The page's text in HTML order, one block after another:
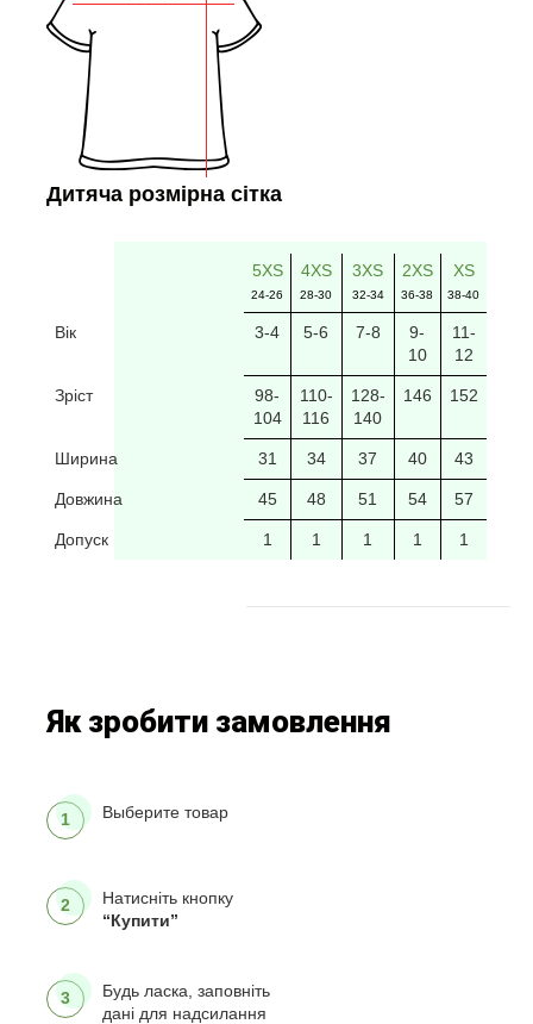
Дитяча розмірна сітка
5XS
24-26
4XS
28-30
3XS
32-34
2XS
36-38
XS
38-40
Вік 3-4 5-6 7-8
9-
10
11-
12
Зріст
98-
104
110-
116
128-
140
146 152
Ширина 31 34 37 40 43
Довжина 45 48 51 54 57
Допуск 1 1 1 1 1
Як зробити замовлення
1 Выберите товар
2
Натисніть кнопку
“Купити”
3
Будь ласка, заповніть
дані для надсилання